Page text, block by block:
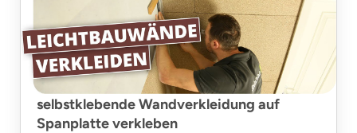
selbstklebende Wandverkleidung auf
Spanplatte verkleben